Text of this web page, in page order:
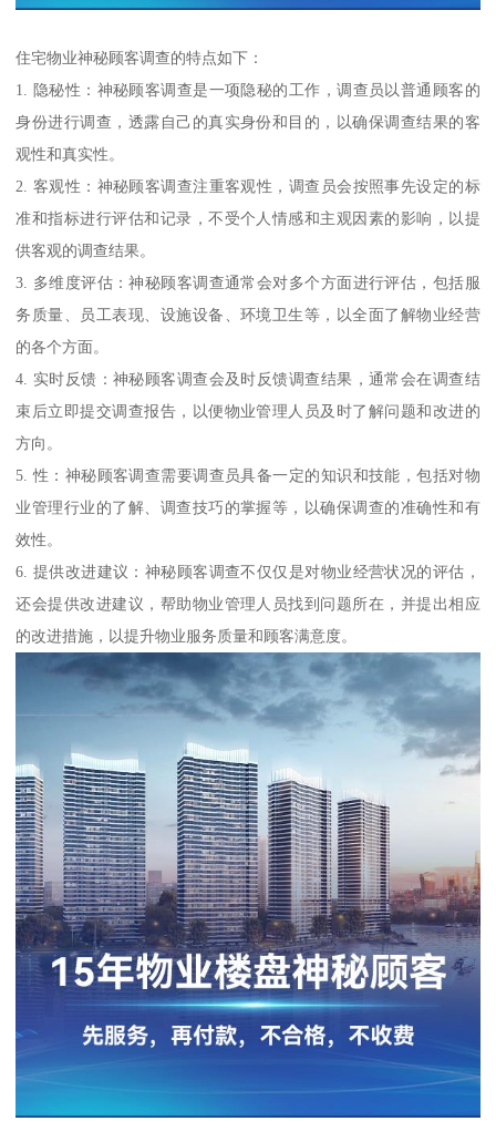
住宅物业神秘顾客调查的特点如下：
1. 隐秘性：神秘顾客调查是一项隐秘的工作，调查员以普通顾客的
身份进行调查，透露自己的真实身份和目的，以确保调查结果的客
观性和真实性。
2. 客观性：神秘顾客调查注重客观性，调查员会按照事先设定的标
准和指标进行评估和记录，不受个人情感和主观因素的影响，以提
供客观的调查结果。
3. 多维度评估：神秘顾客调查通常会对多个方面进行评估，包括服
务质量、员工表现、设施设备、环境卫生等，以全面了解物业经营
的各个方面。
4. 实时反馈：神秘顾客调查会及时反馈调查结果，通常会在调查结
束后立即提交调查报告，以便物业管理人员及时了解问题和改进的
方向。
5. 性：神秘顾客调查需要调查员具备一定的知识和技能，包括对物
业管理行业的了解、调查技巧的掌握等，以确保调查的准确性和有
效性。
6. 提供改进建议：神秘顾客调查不仅仅是对物业经营状况的评估，
还会提供改进建议，帮助物业管理人员找到问题所在，并提出相应
的改进措施，以提升物业服务质量和顾客满意度。